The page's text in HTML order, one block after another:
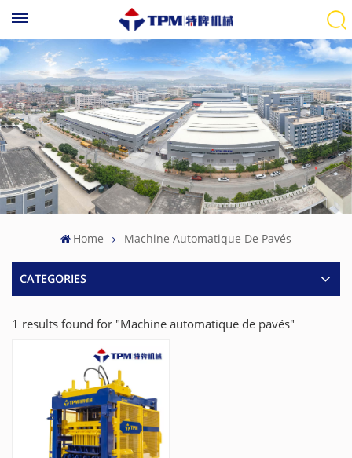
Home Machine Automatique De Pavés
CATEGORIES
1 results found for "Machine automatique de pavés"